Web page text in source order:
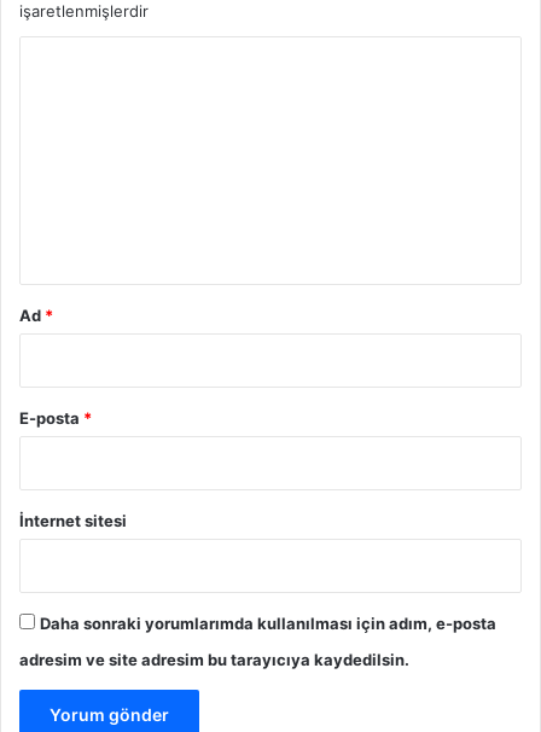
işaretlenmişlerdir
Ad *
E-posta *
İnternet sitesi
Daha sonraki yorumlarımda kullanılması için adım, e-posta
adresim ve site adresim bu tarayıcıya kaydedilsin.